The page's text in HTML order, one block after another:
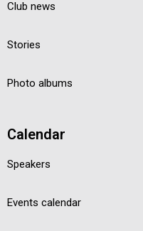
Club news
Stories
Photo albums
Calendar
Speakers
Events calendar